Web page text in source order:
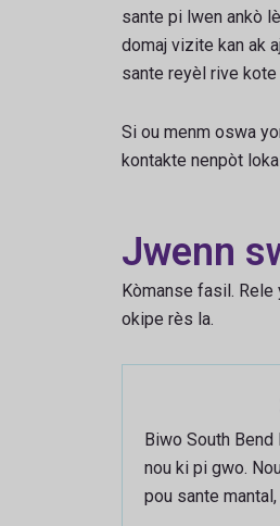
sante pi lwen ankò
domaj vizite kan ak
sante reyèl rive
Si ou menm oswa
kontakte nenpòt
Jwenn
Kòmanse fasil. Rele
okipe rès la.
Biwo South
nou ki pi gwo.
pou sante